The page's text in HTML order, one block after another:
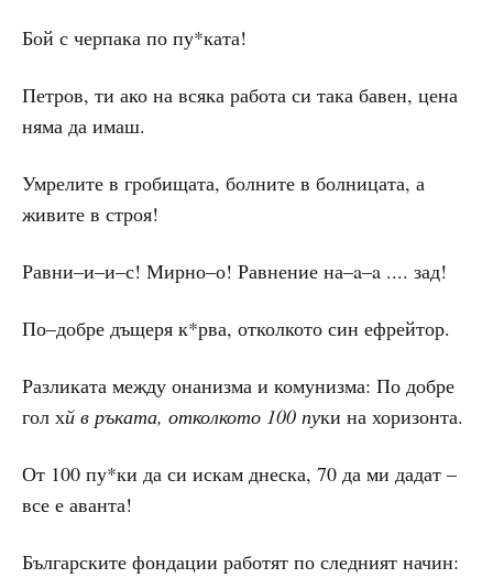
Бой с черпака по пу*ката!
Петров, ти ако на всяка работа си така бавен, цена
няма да имаш.
Умрелите в гробищата, болните в болницата, а
живите в строя!
Равни–и–и–с! Мирно–о! Равнение на–a–a .... зад!
По–добре дъщеря к*рва, отколкото син ефрейтор.
Разликата между онанизма и комунизма: По добре
гол хй в ръката, отколкото 100 пуки на хоризонта.
От 100 пу*ки да си искам днеска, 70 да ми дадат –
все е аванта!
Българските фондации работят по следният начин: